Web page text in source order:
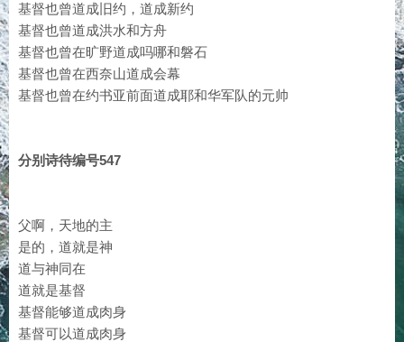
基督也曾道成旧约，道成新约
基督也曾道成洪水和方舟
基督也曾在旷野道成吗哪和磐石
基督也曾在西奈山道成会幕
基督也曾在约书亚前面道成耶和华军队的元帅
分别诗待编号547
父啊，天地的主
是的，道就是神
道与神同在
道就是基督
基督能够道成肉身
基督可以道成肉身